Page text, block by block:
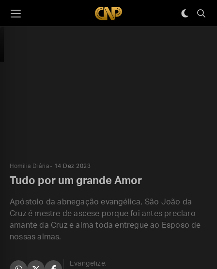
Homilia Diária 14 Dez 2023
Tudo por um grande Amor
Apóstolo da abnegação evangélica, São João da
Cruz é mestre de ascese porque foi antes preclaro
amante da Cruz e alma toda entregue ao Esposo de
nossas almas.
Evangelize,